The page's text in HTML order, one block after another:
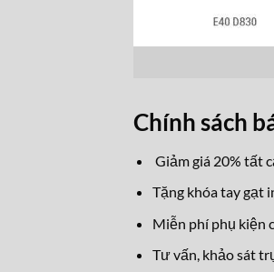
Chính sách
Giảm giá 20% tất
Tặng khóa tay gạt
Miễn phí phụ kiện
Tư vấn, khảo sát